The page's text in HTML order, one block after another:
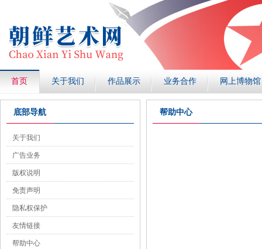
首页 关于我们 作品展示 业务合作 网上博物馆
底部导航
关于我们
广告业务
版权说明
免责声明
隐私权保护
友情链接
帮助中心
帮助中心